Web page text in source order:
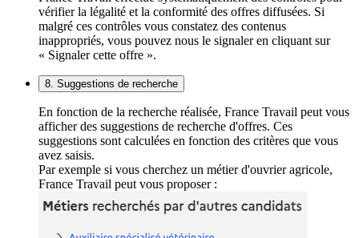
vérifier la légalité et la conformité des offres diffusées. Si
malgré ces contrôles vous constatez des contenus
inappropriés, vous pouvez nous le signaler en cliquant sur
« Signaler cette offre ».
8. Suggestions de recherche
En fonction de la recherche réalisée, France Travail peut vous
afficher des suggestions de recherche d'offres. Ces
suggestions sont calculées en fonction des critères que vous
avez saisis.
Par exemple si vous cherchez un métier d'ouvrier agricole,
France Travail peut vous proposer :